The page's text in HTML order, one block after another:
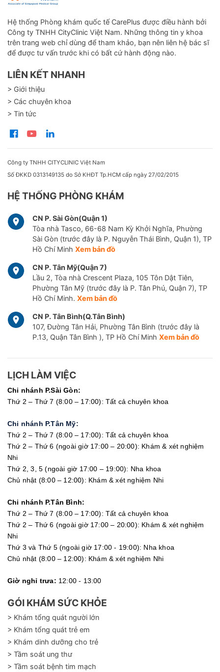
Hệ thống Phòng khám quốc tế CarePlus được điều hành bởi
Công ty TNHH CityClinic Việt Nam. Những thông tin y khoa
trên trang web chỉ dùng để tham khảo, bạn nên liên hệ bác sĩ
để được tư vấn trước khi có bất cứ hành động nào.
LIÊN KẾT NHANH
> Giới thiệu
> Các chuyên khoa
> Tin tức
Công ty TNHH CITYCLINIC Việt Nam
Số ĐKKD 0313149135 do Sở KHĐT Tp.HCM cấp ngày 27/02/2015
HỆ THỐNG PHÒNG KHÁM
CN P. Sài Gòn(Quận 1)
Tòa nhà Tasco, 66-68 Nam Kỳ Khởi Nghĩa, Phường
Sài Gòn (trước đây là P. Nguyễn Thái Bình, Quận 1), TP
Hồ Chí Minh Xem bản đồ
CN P. Tân Mỹ(Quận 7)
Lầu 2, Tòa nhà Crescent Plaza, 105 Tôn Dật Tiên,
Phường Tân Mỹ (trước đây là P. Tân Phú, Quận 7), TP
Hồ Chí Minh. Xem bản đồ
CN P. Tân Bình(Q.Tân Bình)
107, Đường Tân Hải, Phường Tân Bình (trước đây là
P.13, Quận Tân Bình ), TP Hồ Chí Minh Xem bản đồ
LỊCH LÀM VIỆC
Chi nhánh P.Sài Gòn:
Thứ 2 – Thứ 7 (8:00 – 17:00): Tất cả chuyên khoa
Chi nhánh P.Tân Mỹ:
Thứ 2 – Thứ 7 (8:00 – 17:00): Tất cả chuyên khoa
Thứ 2 – Thứ 6 (ngoài giờ 17:00 – 20:00): Khám & xét nghiệm
Nhi
Thứ 2, 3, 5 (ngoài giờ 17:00 – 19:00): Nha khoa
Chủ nhật (8:00 – 12:00): Khám & xét nghiệm Nhi
Chi nhánh P.Tân Bình:
Thứ 2 – Thứ 7 (8:00 – 17:00): Tất cả chuyên khoa
Thứ 2 – Thứ 6 (ngoài giờ 17:00 – 20:00): Khám & xét nghiệm
Nhi
Thứ 3 và Thứ 5 (ngoài giờ 17:00 - 19:00): Nha khoa
Chủ nhật (8:00 – 12:00): Khám & xét nghiệm Nhi
Giờ nghỉ trưa: 12:00 - 13:00
GÓI KHÁM SỨC KHỎE
> Khám tổng quát người lớn
> Khám tổng quát trẻ em
> Khám dinh dưỡng cho trẻ
> Tầm soát ung thư
> Tầm soát bệnh tim mạch